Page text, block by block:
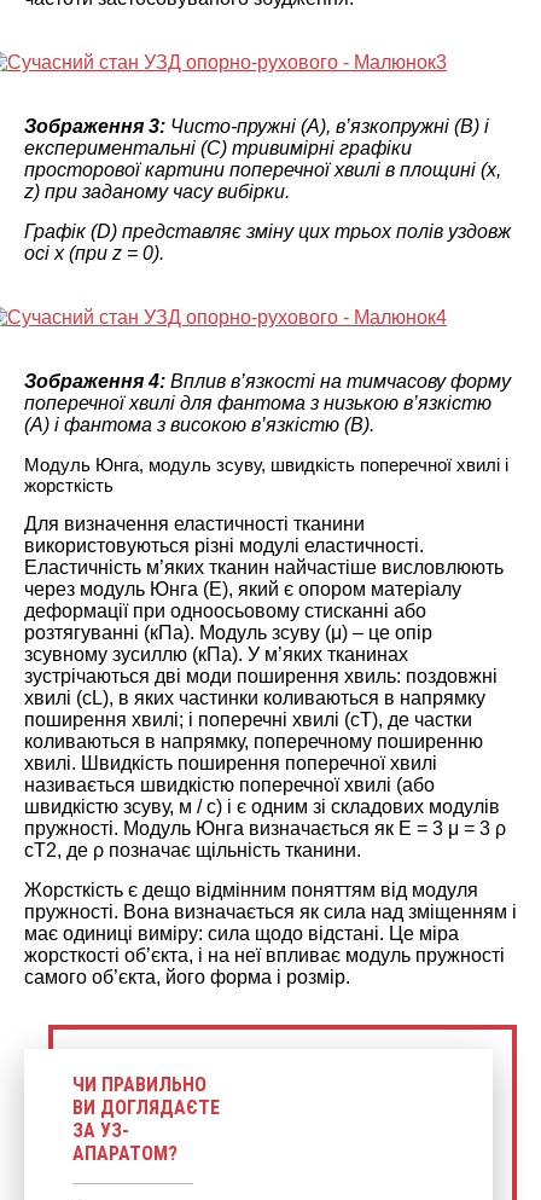
Зображення 3: Чисто-пружні (A), в’язкопружні (B) і
експериментальні (C) тривимірні графіки
просторової картини поперечної хвилі в площині (x,
z) при заданому часу вибірки.
Графік (D) представляє зміну цих трьох полів уздовж
осі x (при z = 0).
Зображення 4: Вплив в’язкості на тимчасову форму
поперечної хвилі для фантома з низькою в’язкістю
(A) і фантома з високою в’язкістю (B).
Модуль Юнга, модуль зсуву, швидкість поперечної хвилі і
жорсткість
Для визначення еластичності тканини
використовуються різні модулі еластичності.
Еластичність м’яких тканин найчастіше висловлюють
через модуль Юнга (E), який є опором матеріалу
деформації при одноосьовому стисканні або
розтягуванні (кПа). Модуль зсуву (μ) – це опір
зсувному зусиллю (кПа). У м’яких тканинах
зустрічаються дві моди поширення хвиль: поздовжні
хвилі (cL), в яких частинки коливаються в напрямку
поширення хвилі; і поперечні хвилі (cT), де частки
коливаються в напрямку, поперечному поширенню
хвилі. Швидкість поширення поперечної хвилі
називається швидкістю поперечної хвилі (або
швидкістю зсуву, м / с) і є одним зі складових модулів
пружності. Модуль Юнга визначається як E = 3 μ = 3 ρ
cT2, де ρ позначає щільність тканини.
Жорсткість є дещо відмінним поняттям від модуля
пружності. Вона визначається як сила над зміщенням і
має одиниці виміру: сила щодо відстані. Це міра
жорсткості об’єкта, і на неї впливає модуль пружності
самого об’єкта, його форма і розмір.
ЧИ ПРАВИЛЬНО
ВИ ДОГЛЯДАЄТЕ
ЗА УЗ-
АПАРАТОМ?